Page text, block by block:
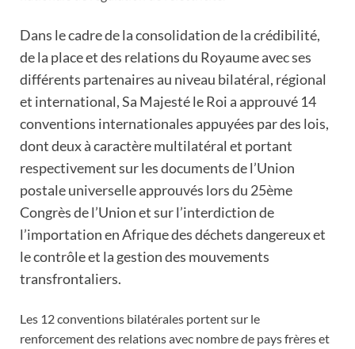
Dans le cadre de la consolidation de la crédibilité,
de la place et des relations du Royaume avec ses
différents partenaires au niveau bilatéral, régional
et international, Sa Majesté le Roi a approuvé 14
conventions internationales appuyées par des lois,
dont deux à caractère multilatéral et portant
respectivement sur les documents de l’Union
postale universelle approuvés lors du 25ème
Congrès de l’Union et sur l’interdiction de
l’importation en Afrique des déchets dangereux et
le contrôle et la gestion des mouvements
transfrontaliers.
Les 12 conventions bilatérales portent sur le
renforcement des relations avec nombre de pays frères et